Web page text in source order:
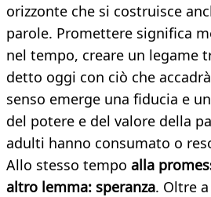
orizzonte che si costruisce
parole. Promettere significa
nel tempo, creare un legame
detto oggi con ciò che
senso emerge una fiducia e
del potere e del valore della
adulti hanno consumato o
Allo stesso tempo alla
altro lemma: speranza. Oltre